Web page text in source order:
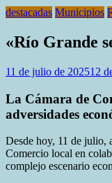
destacadas Municipios
«Río Grande
11 de julio de 202512
La Cámara de
adversidades
Desde hoy, 11 de julio,
Comercio local en
complejo escenario